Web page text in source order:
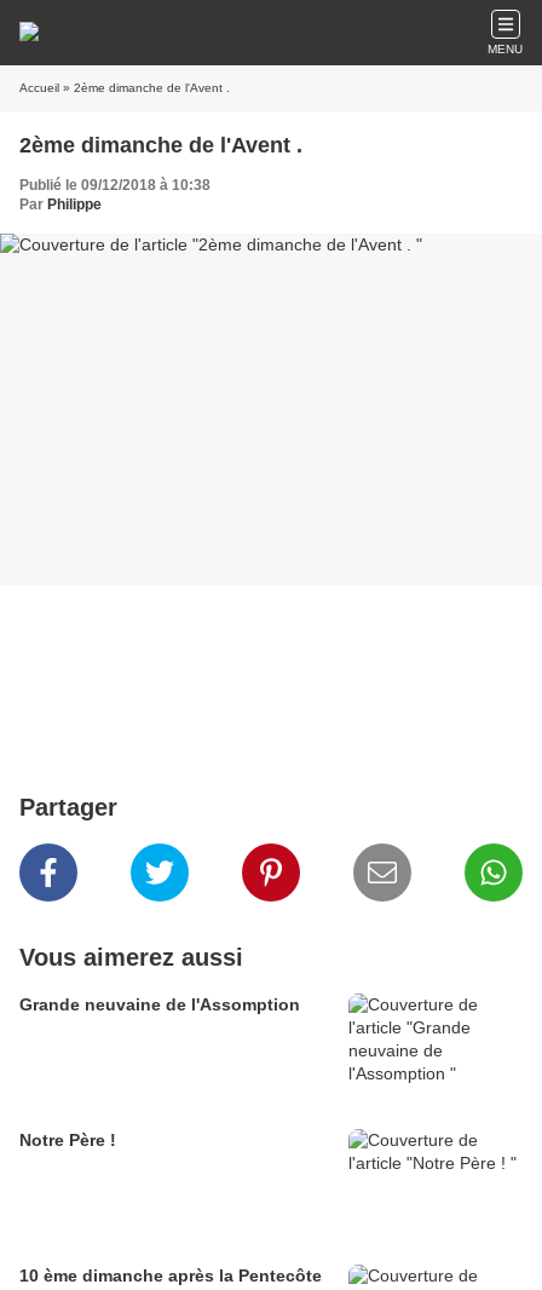
MENU
Accueil » 2ème dimanche de l'Avent .
2ème dimanche de l'Avent .
Publié le 09/12/2018 à 10:38
Par Philippe
Partager
Vous aimerez aussi
Grande neuvaine de l'Assomption
Notre Père !
10 ème dimanche après la Pentecôte